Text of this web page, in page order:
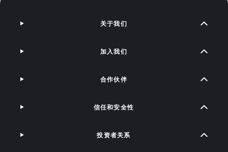
关于我们
加入我们
合作伙伴
信任和安全性
投资者关系